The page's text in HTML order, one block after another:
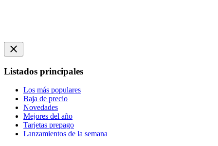
close
Listados principales
Los más populares
Baja de precio
Novedades
Mejores del año
Tarjetas prepago
Lanzamientos de la semana